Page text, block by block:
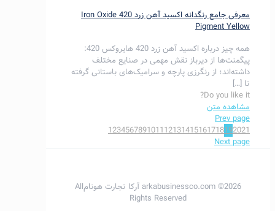
معرفی جامع رنگدانه اکسید آهن زرد 420 Iron Oxide
Pigment Yellow
همه چیز درباره اکسید آهن زرد 420 هایروکس 420:
پیگمنت‌ها از دیرباز نقش مهمی در صنایع مختلف
داشته‌اند؛ از رنگرزی پارچه و سرامیک‌های باستانی گرفته
تا […]
Do you like it?
مشاهده متن
Prev page
123456789101112131415161718192021
Next page
2026© arkabusinessco.com آرکا تجارت هونامAll
Rights Reserved